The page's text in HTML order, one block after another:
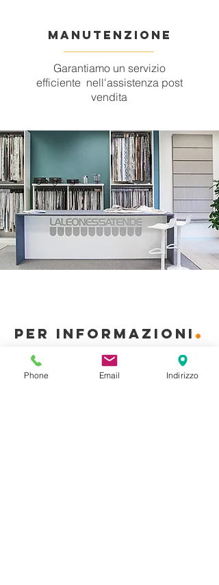
MANUTENZIONE
Garantiamo un servizio
efficiente nell'assistenza post
vendita
PER INFORMAZIONI .
Phone Email Indirizzo